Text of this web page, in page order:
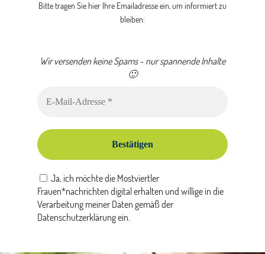
Bitte tragen Sie hier Ihre Emailadresse ein, um informiert zu
bleiben:
Bitte dieses Feld leer lassen
Wir versenden keine Spams - nur spannende Inhalte
🙂
Ja, ich möchte die Mostviertler
Frauen*nachrichten digital erhalten und willige in die
Verarbeitung meiner Daten gemäß der
Datenschutzerklärung ein.